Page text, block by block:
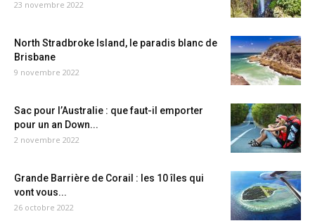
23 novembre 2022
North Stradbroke Island, le paradis blanc de
Brisbane
9 novembre 2022
Sac pour l’Australie : que faut-il emporter
pour un an Down...
2 novembre 2022
Grande Barrière de Corail : les 10 îles qui
vont vous...
26 octobre 2022